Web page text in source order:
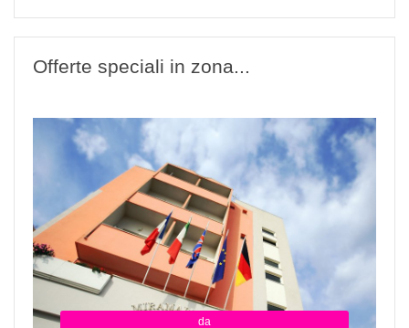
Offerte speciali in zona...
da